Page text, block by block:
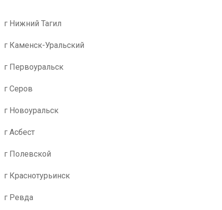
г Нижний Тагил
г Каменск-Уральский
г Первоуральск
г Серов
г Новоуральск
г Асбест
г Полевской
г Краснотурьинск
г Ревда